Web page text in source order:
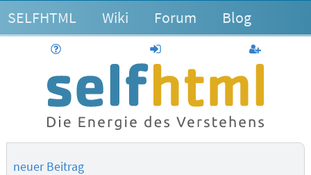
SELFHTML Wiki Forum Blog
anmelden
neuer Beitrag